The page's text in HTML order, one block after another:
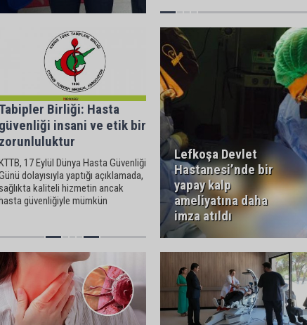
Birliği: Hasta
güvenliği insani ve etik bir
zorunluluktur
17 Eylül Dünya Hasta Güvenliği
dolayısıyla yaptığı açıklamada,
kaliteli hizmetin ancak
güvenliğiyle mümkün
görev değil, insani ve etik bir
dedi.
Lefkoşa Devlet
Hastanesi’nde bir
yapay kalp
ameliyatına daha
imza atıldı